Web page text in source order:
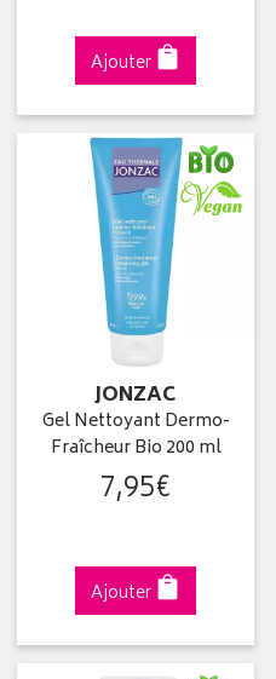
Ajouter
JONZAC
Gel Nettoyant Dermo-
Fraîcheur Bio 200 ml
7,95€
Ajouter